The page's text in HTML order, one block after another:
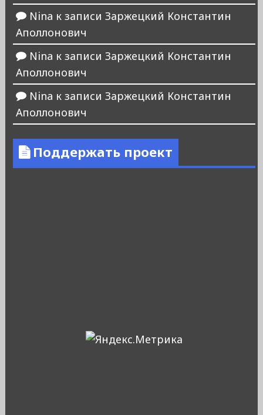
Nina к записи Заржецкий Константин
Аполлонович
Nina к записи Заржецкий Константин
Аполлонович
Nina к записи Заржецкий Константин
Аполлонович
Поддержать проект